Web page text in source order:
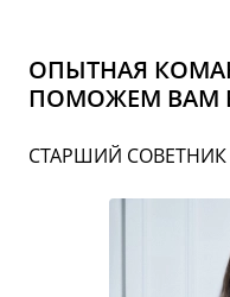
ОПЫТНАЯ
ПОМОЖЕМ ВАМ
СТАРШИЙ СОВЕТНИК